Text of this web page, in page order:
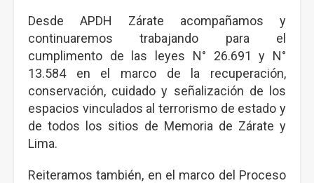
Desde APDH Zárate acompañamos y
continuaremos trabajando para el
cumplimento de las leyes N° 26.691 y N°
13.584 en el marco de la recuperación,
conservación, cuidado y señalización de los
espacios vinculados al terrorismo de estado y
de todos los sitios de Memoria de Zárate y
Lima.
Reiteramos también, en el marco del Proceso